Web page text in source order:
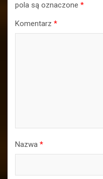
pola są oznaczone *
Komentarz *
Nazwa *